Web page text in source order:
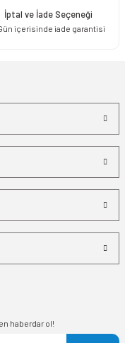
İptal ve İade Seçeneği
içerisinde iade garantisi
haberdar ol!